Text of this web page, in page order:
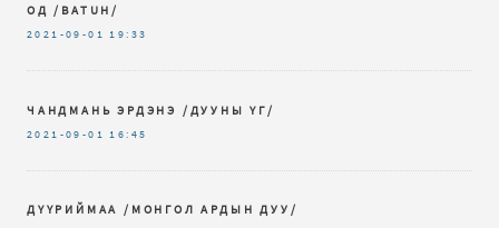
ОД /BATUH/
2021-09-01 19:33
ЧАНДМАНЬ ЭРДЭНЭ /ДУУНЫ ҮГ/
2021-09-01 16:45
ДҮҮРИЙМАА /МОНГОЛ АРДЫН ДУУ/